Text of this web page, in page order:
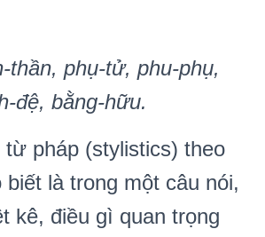
thần, phụ-tử, phu-phụ,
đệ, bằng-hữu.
từ pháp (stylistics) theo
biết là trong một câu nói,
kê, điều gì quan trọng